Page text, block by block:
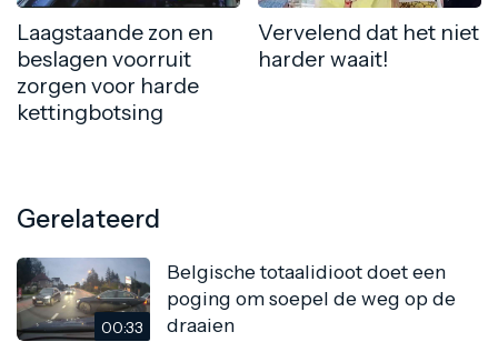
Laagstaande zon en
beslagen voorruit
zorgen voor harde
kettingbotsing
Vervelend dat het niet
harder waait!
Gerelateerd
00:33
Belgische totaalidioot doet een
poging om soepel de weg op de
draaien